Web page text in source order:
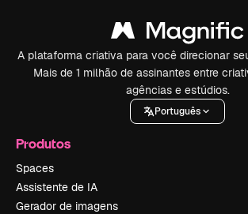
A plataforma criativa para você direcionar
Mais de 1 milhão de assinantes entre
agências e estúdios.
Português
Produtos
Spaces
Assistente de IA
Gerador de imagens